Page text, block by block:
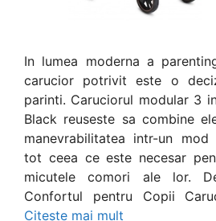
In lumea moderna a
carucior potrivit este o
parinti. Caruciorul modular 3
Black reuseste sa combine
manevrabilitatea intr-un mod
tot ceea ce este necesar
micutele comori ale lor.
Confortul pentru Copii
Citește mai mult